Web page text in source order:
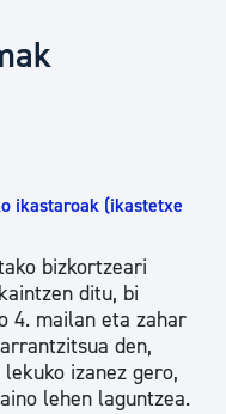
ikastaroak (ikastetxe
bizkortzeari
ditu, bi
4. mailan eta zahar
den,
izanez gero,
lehen laguntzea.